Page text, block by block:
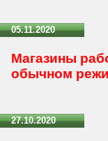
05.11.2020
Магазины
обычном
27.10.2020